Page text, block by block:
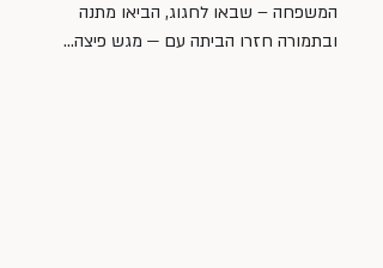
המשפחה – שבאו לחגוג, הביאו מתנה
ובתמורה חזרו הביתה עם — מגש פיצה…